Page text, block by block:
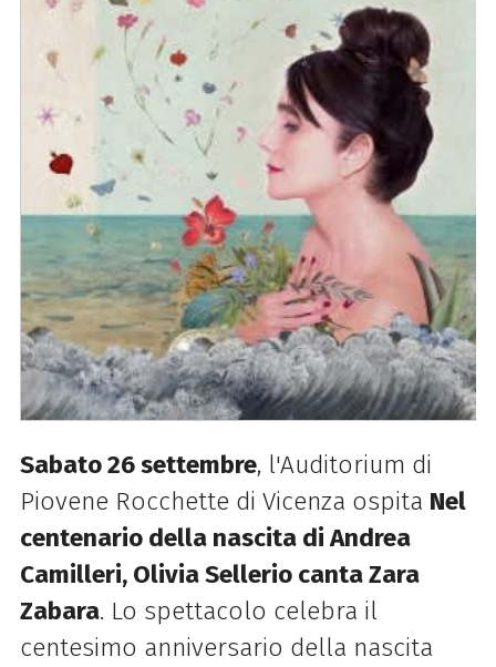
Sabato 26 settembre, l'Auditorium di
Piovene Rocchette di Vicenza ospita Nel
centenario della nascita di Andrea
Camilleri, Olivia Sellerio canta Zara
Zabara. Lo spettacolo celebra il
centesimo anniversario della nascita